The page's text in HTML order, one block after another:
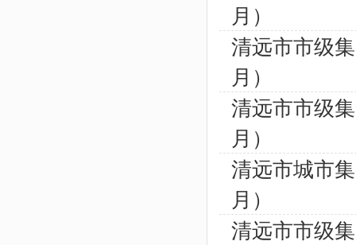
月）
清远市市级
月）
清远市市级
月）
清远市城市
月）
清远市市级